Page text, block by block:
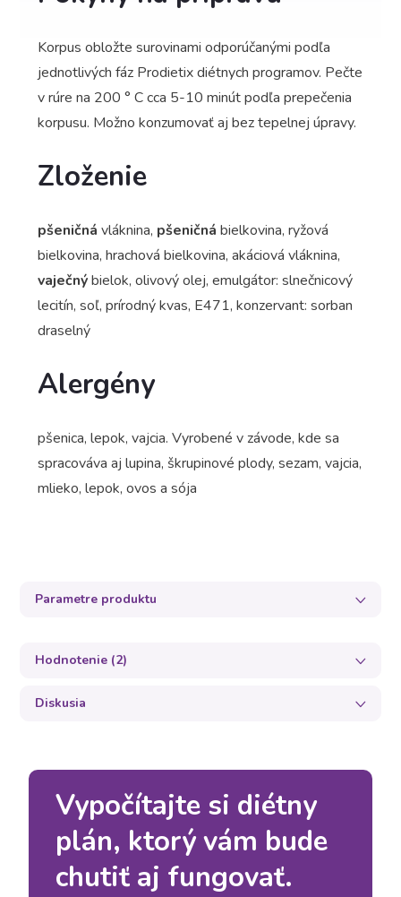
Korpus obložte surovinami odporúčanými podľa
jednotlivých fáz Prodietix diétnych programov. Pečte
v rúre na 200 ° C cca 5-10 minút podľa prepečenia
korpusu. Možno konzumovať aj bez tepelnej úpravy.
Zloženie
pšeničná vláknina, pšeničná bielkovina, ryžová
bielkovina, hrachová bielkovina, akáciová vláknina,
vaječnýbielok, olivový olej, emulgátor: slnečnicový
lecitín, soľ, prírodný kvas, E471, konzervant: sorban
draselný
Alergény
pšenica, lepok, vajcia. Vyrobené v závode, kde sa
spracováva aj lupina, škrupinové plody, sezam, vajcia,
mlieko, lepok, ovos a sója
Parametre produktu
Hodnotenie (2)
Diskusia
Vypočítajte si diétny
plán, ktorý vám bude
chutiť aj fungovať.